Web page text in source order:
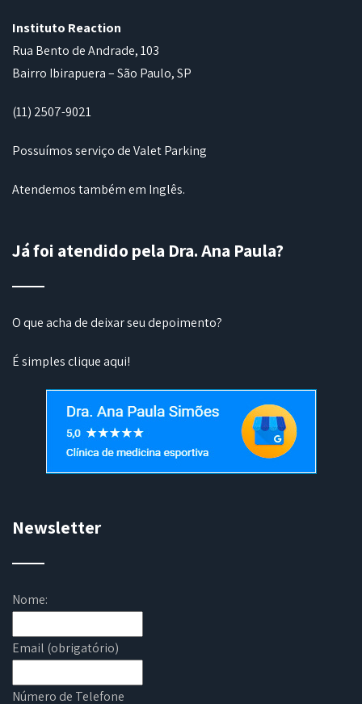
Instituto Reaction
Rua Bento de Andrade, 103
Bairro Ibirapuera – São Paulo, SP
(11) 2507-9021
Possuímos serviço de Valet Parking
Atendemos também em Inglês.
Já foi atendido pela Dra. Ana Paula?
O que acha de deixar seu depoimento?
É simplesclique aqui!
Newsletter
Nome:
Email (obrigatório)
Número de Telefone